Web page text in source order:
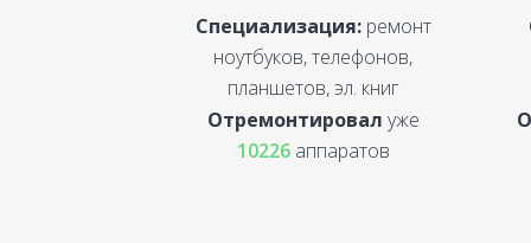
Специализация:ремонт
ноутбуков, телефонов,
планшетов, эл. книг
Отремонтировал уже
10226аппаратов